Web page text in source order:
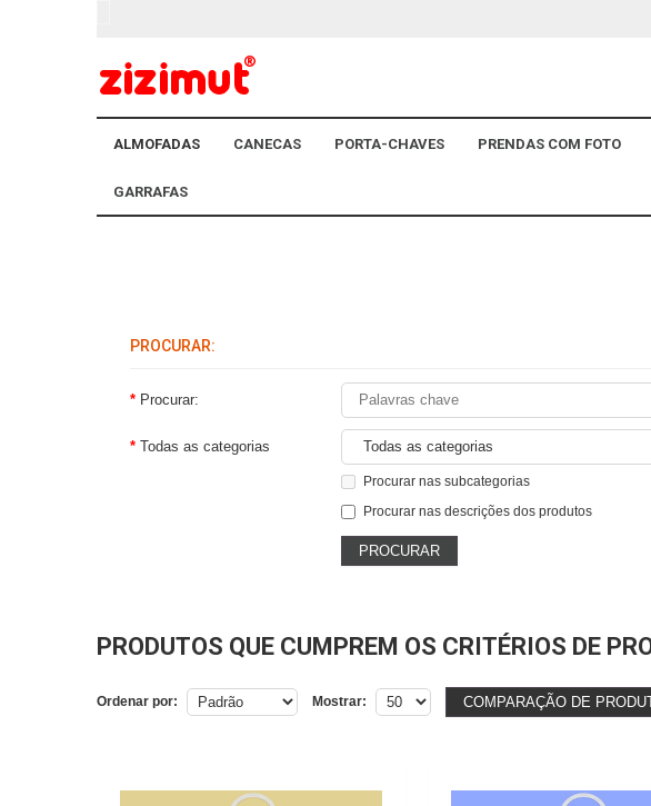
ALMOFADAS CANECAS PORTA-CHAVES PRENDAS COM FOTO
GARRAFAS
PROCURAR:
Procurar:
Todas as categorias
Procurar nas subcategorias
Procurar nas descrições dos produtos
PRODUTOS QUE CUMPREM OS CRITÉRIOS DE
Ordenar por: Mostrar: COMPARAÇÃO DE